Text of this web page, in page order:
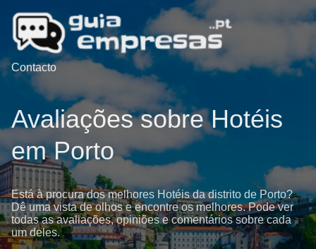
Contacto
Avaliações sobre Hotéis
em Porto
Está à procura dos melhores Hotéis da distrito de Porto?
Dê uma vista de olhos e encontre os melhores. Pode ver
todas as avaliações, opiniões e comentários sobre cada
um deles.